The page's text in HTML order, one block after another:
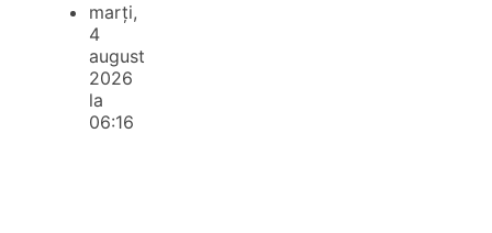
marți,
4
august
2026
la
06:16